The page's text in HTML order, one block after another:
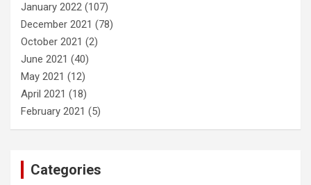
January 2022 (107)
December 2021 (78)
October 2021 (2)
June 2021 (40)
May 2021 (12)
April 2021 (18)
February 2021 (5)
Categories